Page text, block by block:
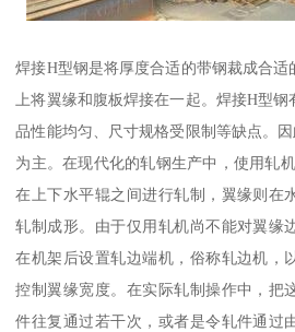
焊接H型钢是将厚度合适的带钢裁成合适
上将翼缘和腹板焊接在一起。焊接H型
品性能均匀、尺寸规格受限制等缺点。
为主。在现代化的轧钢生产中，使用轧
在上下水平辊之间进行轧制，翼缘则在
轧制成形。由于仅用轧机尚不能对翼缘
在机架后设置轧边端机，俗称轧边机，
控制翼缘宽度。在实际轧制操作中，把
件往复通过若干次，或者是令轧件通过